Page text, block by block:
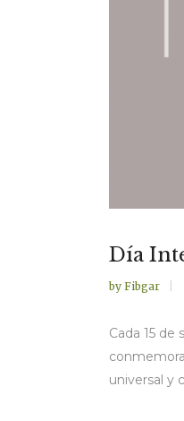
Día
by Fibgar
Cada 15
universal y